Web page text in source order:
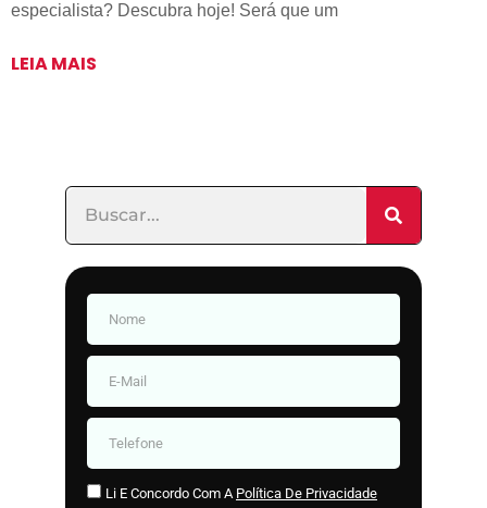
especialista? Descubra hoje! Será que um
LEIA MAIS
Li E Concordo Com A Política De Privacidade